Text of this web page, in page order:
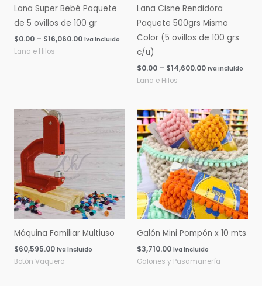
Lana Super Bebé Paquete
de 5 ovillos de 100 gr
$0.00 – $16,060.00 Iva Incluido
Lana e Hilos
Lana Cisne Rendidora
Paquete 500grs Mismo
Color (5 ovillos de 100 grs
c/u)
$0.00 – $14,600.00 Iva Incluido
Lana e Hilos
Máquina Familiar Multiuso
$60,595.00 Iva Incluido
Botón Vaquero
Galón Mini Pompón x 10 mts
$3,710.00 Iva Incluido
Galones y Pasamanería